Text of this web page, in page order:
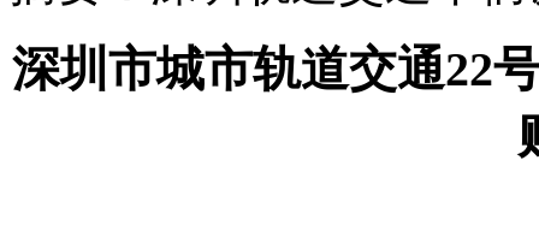
深圳市城市轨道交通22